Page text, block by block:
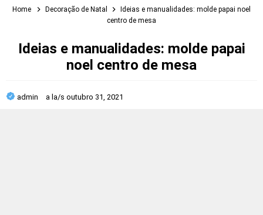
Home Decoração de Natal
Ideias e manualidades: molde papai noel
centro de mesa
Ideias e manualidades: molde papai
noel centro de mesa
admin a la/s outubro 31, 2021